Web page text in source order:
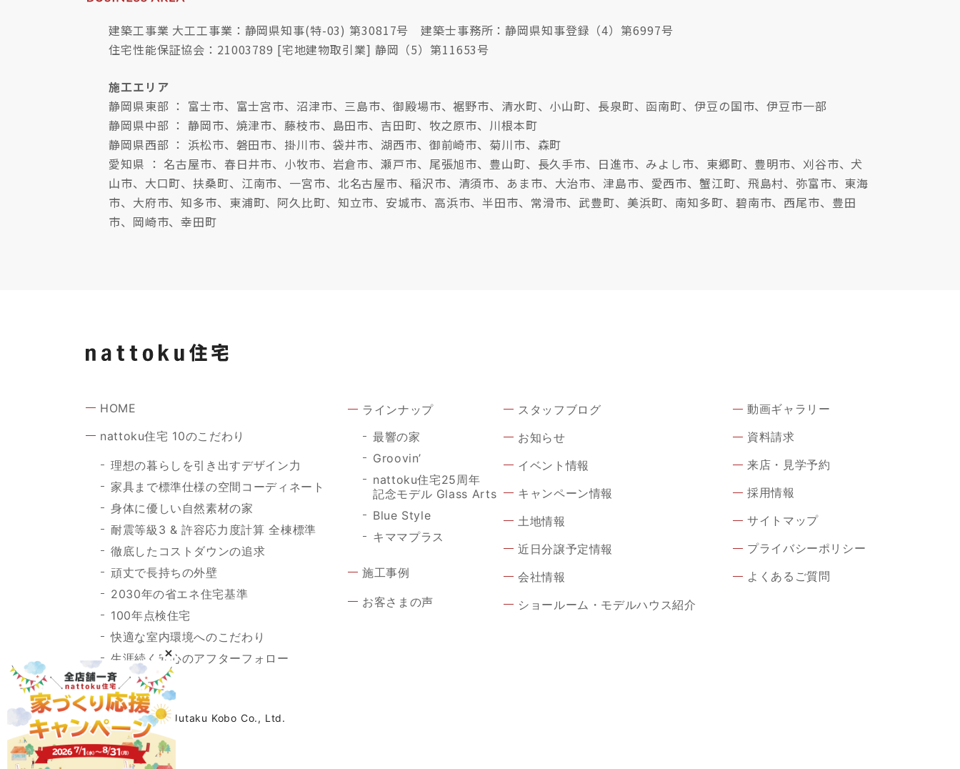
建築工事業 大工工事業：静岡県知事(特-03) 第30817号 建築士事務所：静岡県知事登録（4）第6997号
住宅性能保証協会：21003789 [宅地建物取引業] 静岡（5）第11653号
施工エリア
静岡県東部 ： 富士市、富士宮市、沼津市、三島市、御殿場市、裾野市、清水町、小山町、長泉町、函南町、伊豆の国市、伊豆市一部
静岡県中部 ： 静岡市、焼津市、藤枝市、島田市、吉田町、牧之原市、川根本町
静岡県西部 ： 浜松市、磐田市、掛川市、袋井市、湖西市、御前崎市、菊川市、森町
愛知県 ： 名古屋市、春日井市、小牧市、岩倉市、瀬戸市、尾張旭市、豊山町、長久手市、日進市、みよし市、東郷町、豊明市、刈谷市、犬
山市、大口町、扶桑町、江南市、一宮市、北名古屋市、稲沢市、清須市、あま市、大治市、津島市、愛西市、蟹江町、飛島村、弥富市、東海
市、大府市、知多市、東浦町、阿久比町、知立市、安城市、高浜市、半田市、常滑市、武豊町、美浜町、南知多町、碧南市、西尾市、豊田
市、岡崎市、幸田町
HOME
nattoku住宅 10のこだわり
理想の暮らしを引き出すデザイン力
家具まで標準仕様の空間コーディネート
身体に優しい自然素材の家
耐震等級3 & 許容応力度計算 全棟標準
徹底したコストダウンの追求
頑丈で長持ちの外壁
2030年の省エネ住宅基準
100年点検住宅
快適な室内環境へのこだわり
生涯続く安心のアフターフォロー
ラインナップ
最響の家
Groovin’
nattoku住宅25周年
記念モデル Glass Arts
Blue Style
キママプラス
施工事例
お客さまの声
スタッフブログ
お知らせ
イベント情報
キャンペーン情報
土地情報
近日分譲予定情報
会社情報
ショールーム・モデルハウス紹介
動画ギャラリー
資料請求
来店・見学予約
採用情報
サイトマップ
プライバシーポリシー
よくあるご質問
©2023 Nattoku Jutaku Kobo Co., Ltd.